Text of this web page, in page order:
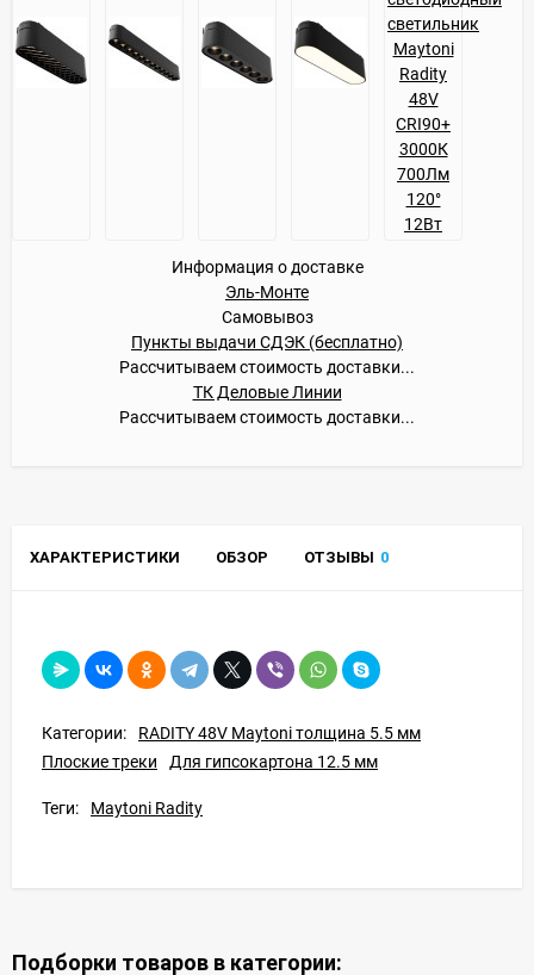
Информация о доставке
Эль-Монте
Самовывоз
Пункты выдачи СДЭК (бесплатно)
Рассчитываем стоимость доставки...
ТК Деловые Линии
Рассчитываем стоимость доставки...
ХАРАКТЕРИСТИКИ ОБЗОР ОТЗЫВЫ 0
Категории:
RADITY 48V Maytoni толщина 5.5 мм
Плоские треки
Для гипсокартона 12.5 мм
Теги: Maytoni Radity
Подборки товаров в категории: